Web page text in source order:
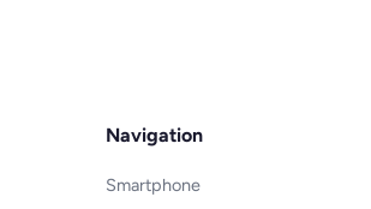
Navigation
Smartphone